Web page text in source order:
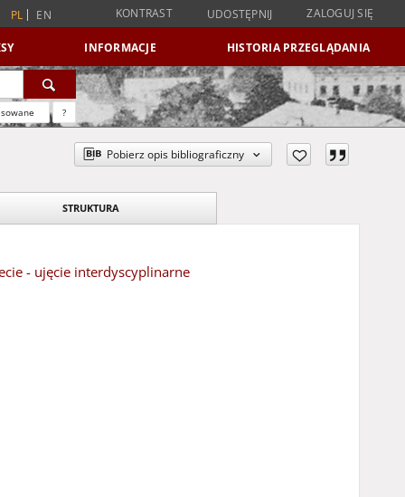
PL EN KONTRAST UDOSTĘPNIJ ZALOGUJ SIĘ
INFORMACJE HISTORIA PRZEGLĄDANIA
?
Pobierz opis bibliograficzny
STRUKTURA
- ujęcie interdyscyplinarne